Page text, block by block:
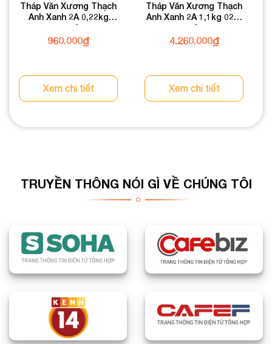
Tháp Văn Xương Thạch
Anh Xanh 2A 0,22kg
024-0932A-0,22
960.000₫
Xem chi tiết
Tháp Văn Xương Thạch
Anh Xanh 2A 1,1kg 024-
0932A-1,1
4.260.000₫
Xem chi tiết
TRUYỀN THÔNG NÓI GÌ VỀ CHÚNG TÔI